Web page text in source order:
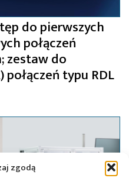
zgodą
do pierwszych
połączeń
zestaw do
typu RDL